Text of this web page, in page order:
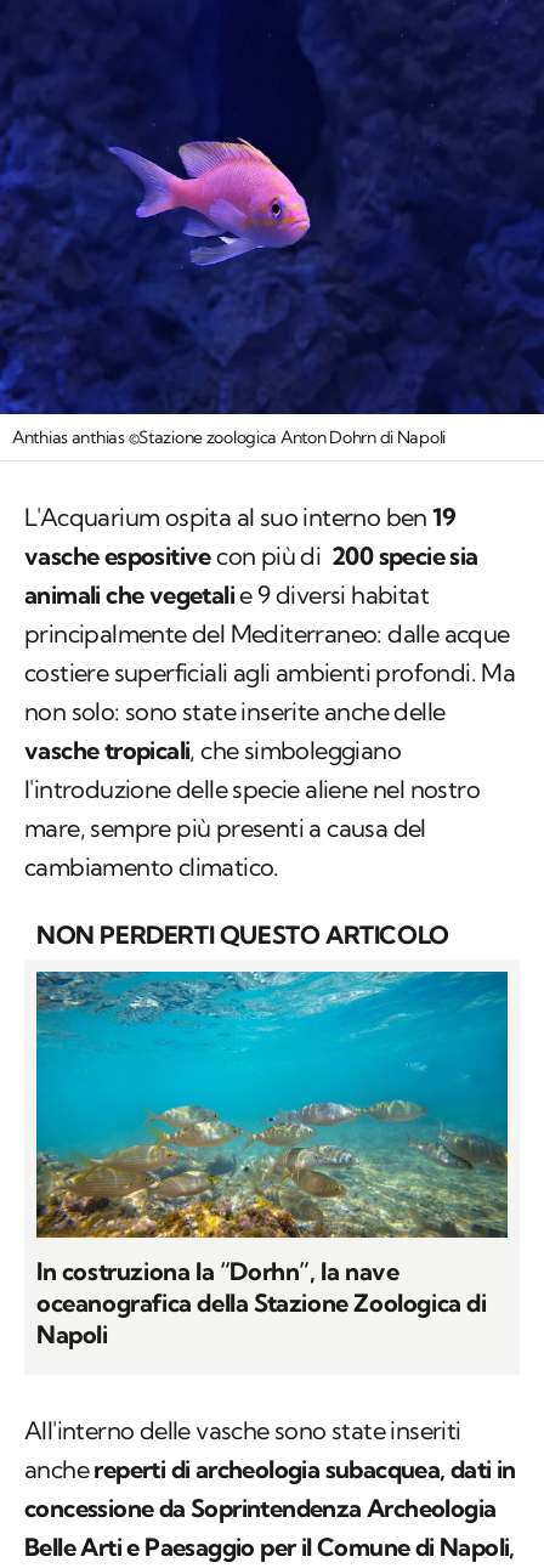
Anthias anthias ©Stazione zoologica Anton Dohrn di Napoli
L'Acquarium ospita al suo interno ben19
vasche espositivecon più di 200 specie sia
animali che vegetalie 9 diversi habitat
principalmente del Mediterraneo: dalle acque
costiere superficiali agli ambienti profondi. Ma
non solo: sono state inserite anche delle
vasche tropicali, che simboleggiano
l'introduzione delle specie aliene nel nostro
mare, sempre più presenti a causa del
cambiamento climatico.
NON PERDERTI QUESTO ARTICOLO
In costruziona la “Dorhn”, la nave
oceanografica della Stazione Zoologica di
Napoli
All'interno delle vasche sono state inseriti
anchereperti di archeologia subacquea, dati in
concessione da Soprintendenza Archeologia
Belle Arti e Paesaggio per il Comune di Napoli,